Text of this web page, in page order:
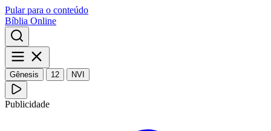
Pular para o conteúdo
Bíblia Online
Gênesis 12 NVI
Publicidade